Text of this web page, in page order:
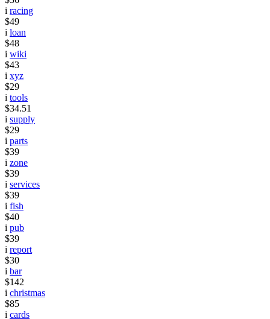
i racing
$49
i loan
$48
i wiki
$43
i xyz
$29
i tools
$34.51
i supply
$29
i parts
$39
i zone
$39
i services
$39
i fish
$40
i pub
$39
i report
$30
i bar
$142
i christmas
$85
i cards